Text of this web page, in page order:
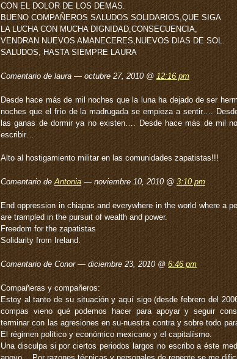
CON EL DOLOR DE LOS DEMAS.
BUENO COMPAÑEROS SALUDOS SOLIDARIOS,QUE SIGA
LA LUCHA CON MUCHA DIGNIDAD,CONSECUENCIA,
VENDRAN NUEVOS AMANECERES,NUEVOS DIAS DE SOL.
SALUDOS, HASTA SIEMPRE LAURA
Comentario de laura — octubre 27, 2010 @12:16 pm
Desde hace más de mil noches que la luna ha dejado de ser
noches que el frío de la madrugada se empieza a sentir….
las ganas de dormir ya no existen…. Desde hace más de mil
escribir…
Alto al hostigamiento militar en las comunidades zapatistas!!!
Comentario deAntonia — noviembre 10, 2010 @ 3:10 pm
End oppression in chiapas and everywhere in the world where a
are trampled in the pursuit of wealth and power.
Freedom for the zapatistas
Solidarity from Ireland.
Comentario de Conor — diciembre 23, 2010 @ 6:46 pm
Compañeras y compañeros:
Estoy al tanto de su situación y aquí sigo (desde febrero del
compas vieno qué podemos hacer para apoyar y seguir
terminar con las agresiones en su-nuestra contra y sobre todo
El régimen político y económico mexicano y el capitalísmo.
Una disculpa si por ciertos periodos largos no escribo a éste